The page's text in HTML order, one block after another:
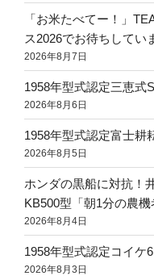
「お米たべてー！」
ス2026でお待ちしてい
2026年8月7日
1958年型式認定三恵式
2026年8月6日
1958年型式認定富士耕
2026年8月5日
ホンダの黒船に対抗！
KB500型「朝1分の農機
2026年8月4日
1958年型式認定コイケ
2026年8月3日